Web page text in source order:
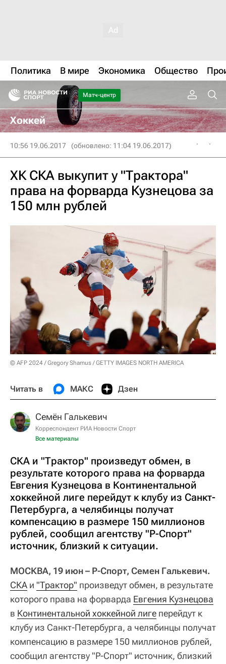
Политика В мире Экономика Общество
Матч-центр
Хоккей
10:56 19.06.2017 (обновлено: 11:04 19.06.2017)
ХК СКА выкупит у "Трактора"
права на форварда Кузнецова за
150 млн рублей
© AFP 2024 / Gregory Shamus / GETTY IMAGES NORTH AMERICA
Читать в МАКС Дзен
Семён Галькевич
Корреспондент РИА Новости Спорт
Все материалы
СКА и "Трактор" произведут обмен, в
результате которого права на форварда
Евгения Кузнецова в Континентальной
хоккейной лиге перейдут к клубу из Санкт-
Петербурга, а челябинцы получат
компенсацию в размере 150 миллионов
рублей, сообщил агентству "Р-Спорт"
источник, близкий к ситуации.
МОСКВА, 19 июн – Р-Спорт, Семен Галькевич.
СКА и "Трактор" произведут обмен, в результате
которого права на форварда Евгения Кузнецова
в Континентальной хоккейной лиге перейдут к
клубу из Санкт-Петербурга, а челябинцы получат
компенсацию в размере 150 миллионов рублей,
сообщил агентству "Р-Спорт" источник, близкий